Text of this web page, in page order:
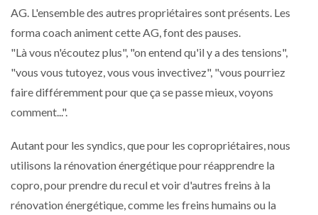
AG. L'ensemble des autres propriétaires sont présents. Les
forma coach animent cette AG, font des pauses.
"Là vous n'écoutez plus", "on entend qu'il y a des tensions",
"vous vous tutoyez, vous vous invectivez", "vous pourriez
faire différemment pour que ça se passe mieux, voyons
comment...".
Autant pour les syndics, que pour les copropriétaires, nous
utilisons la rénovation énergétique pour réapprendre la
copro, pour prendre du recul et voir d'autres freins à la
rénovation énergétique, comme les freins humains ou la